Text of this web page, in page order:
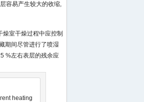
容易产生较大的收缩,
室干燥过程中应控制
期间尽管进行了喷湿
%左右表层的残余应
heating